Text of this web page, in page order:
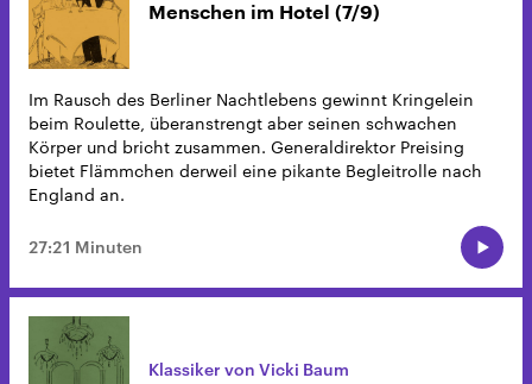
Menschen im Hotel (7/9)
Im Rausch des Berliner Nachtlebens gewinnt Kringelein
beim Roulette, überanstrengt aber seinen schwachen
Körper und bricht zusammen. Generaldirektor Preising
bietet Flämmchen derweil eine pikante Begleitrolle nach
England an.
27:21 Minuten
Klassiker von Vicki Baum